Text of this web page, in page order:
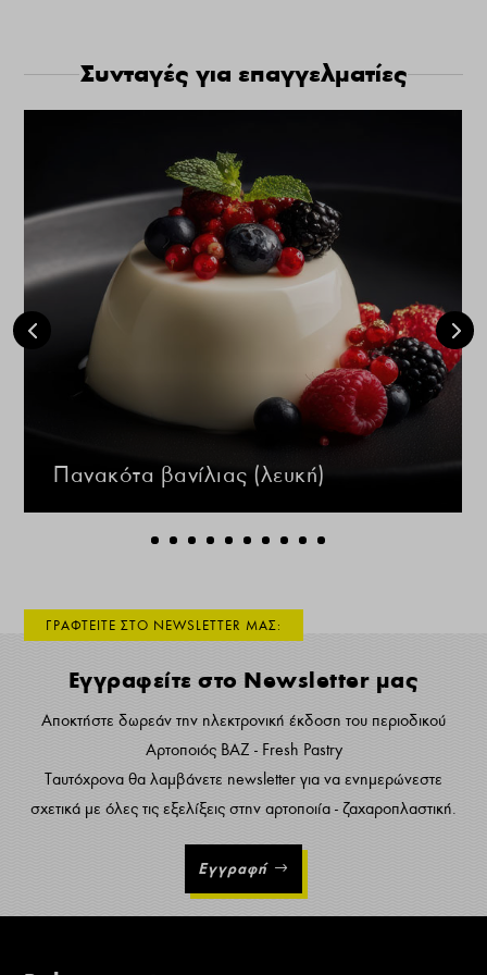
Συνταγές για επαγγελματίες
Πανακότα βανίλιας (λευκή)
ΓΡΑΦΤΕΙΤΕ ΣΤΟ NEWSLETTER ΜΑΣ:
Εγγραφείτε στο Newsletter μας
Αποκτήστε δωρεάν την ηλεκτρονική έκδοση του περιοδικού
Αρτοποιός ΒΑΖ - Fresh Pastry
Ταυτόχρονα θα λαμβάνετε newsletter για να ενημερώνεστε
σχετικά με όλες τις εξελίξεις στην αρτοποιία - ζαχαροπλαστική.
Εγγραφή